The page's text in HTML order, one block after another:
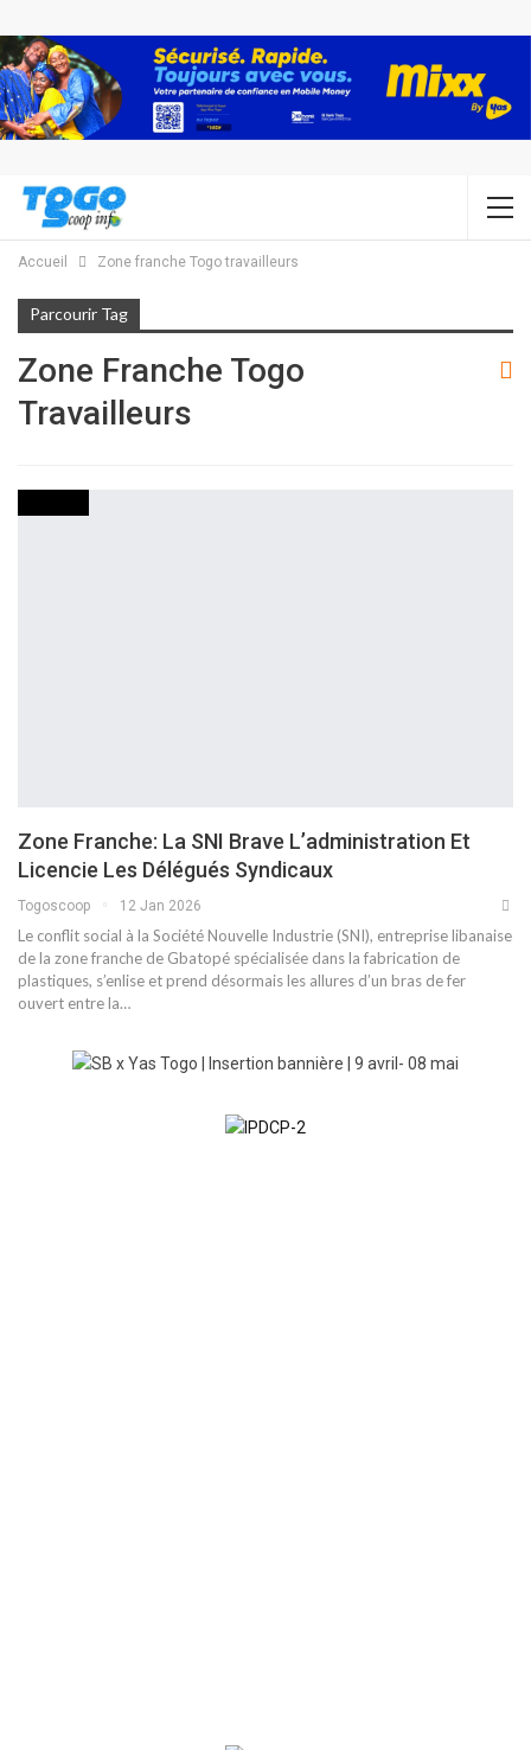
Accueil Zone franche Togo travailleurs
Parcourir Tag
Zone Franche Togo
Travailleurs
Zone Franche: La SNI Brave L’administration Et
Licencie Les Délégués Syndicaux
Togoscoop 12 Jan 2026
Le conflit social à la Société Nouvelle Industrie (SNI), entreprise libanaise
de la zone franche de Gbatopé spécialisée dans la fabrication de
plastiques, s’enlise et prend désormais les allures d’un bras de fer
ouvert entre la…